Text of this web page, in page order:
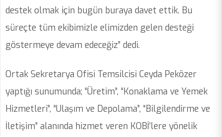
destek olmak için bugün buraya davet ettik. Bu
süreçte tüm ekibimizle elimizden gelen desteği
göstermeye devam edeceğiz” dedi.
Ortak Sekretarya Ofisi Temsilcisi Ceyda Peközer
yaptığı sunumunda; “Üretim”, “Konaklama ve Yemek
Hizmetleri”, “Ulaşım ve Depolama”, “Bilgilendirme ve
İletişim” alanında hizmet veren KOBİ’lere yönelik